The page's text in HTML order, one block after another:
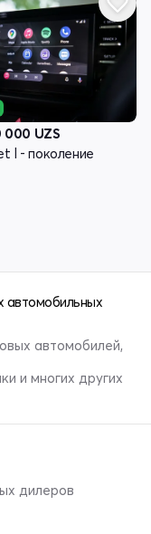
000 UZS
I - поколение
автомобильных
автомобилей,
и многих других
дилеров